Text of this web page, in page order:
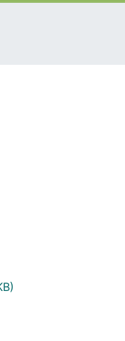
tot el DD